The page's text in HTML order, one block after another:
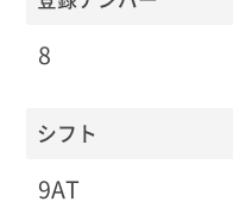
8
シフト
9AT